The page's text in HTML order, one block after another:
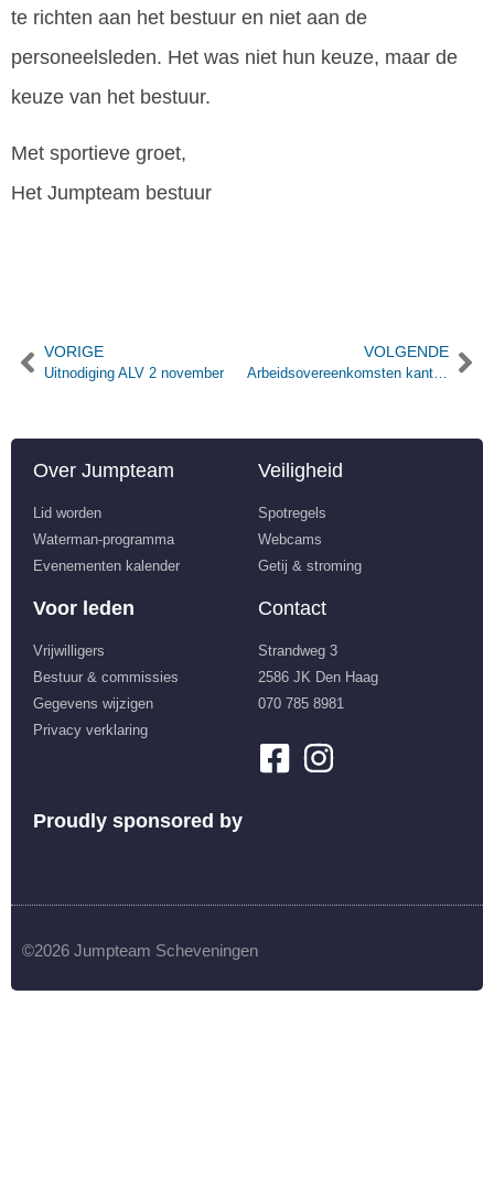
te richten aan het bestuur en niet aan de
personeelsleden. Het was niet hun keuze, maar de
keuze van het bestuur.
Met sportieve groet,
Het Jumpteam bestuur
VORIGE
Uitnodiging ALV 2 november
VOLGENDE
Arbeidsovereenkomsten kantine personeel niet verlengd
Over Jumpteam
Lid worden
Waterman-programma
Evenementen kalender
Veiligheid
Spotregels
Webcams
Getij & stroming
Voor leden
Vrijwilligers
Bestuur & commissies
Gegevens wijzigen
Privacy verklaring
Contact
Strandweg 3
2586 JK Den Haag
070 785 8981
Proudly sponsored by
©2026 Jumpteam Scheveningen